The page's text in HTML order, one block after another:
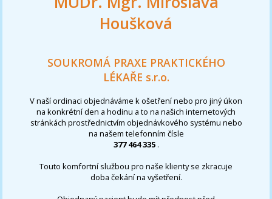
Houšková
SOUKROMÁ PRAXE PRAKTICKÉHO
LÉKAŘE s.r.o.
V naší ordinaci objednáváme k ošetření nebo pro jiný úkon
na konkrétní den a hodinu a to na našich internetových
stránkách prostřednictvím objednávkového systému nebo
na našem telefonním čísle
377 464 335 .
Touto komfortní službou pro naše klienty se zkracuje
doba čekání na vyšetření.